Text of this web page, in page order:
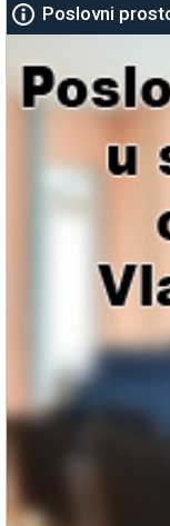
Poslovni